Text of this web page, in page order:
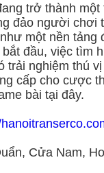
trở thành
đảo người chơi
một nền
đầu, việc tìm
trải nghiệm thú
cấp cho cược
bài tại đây.
Cửa Nam,